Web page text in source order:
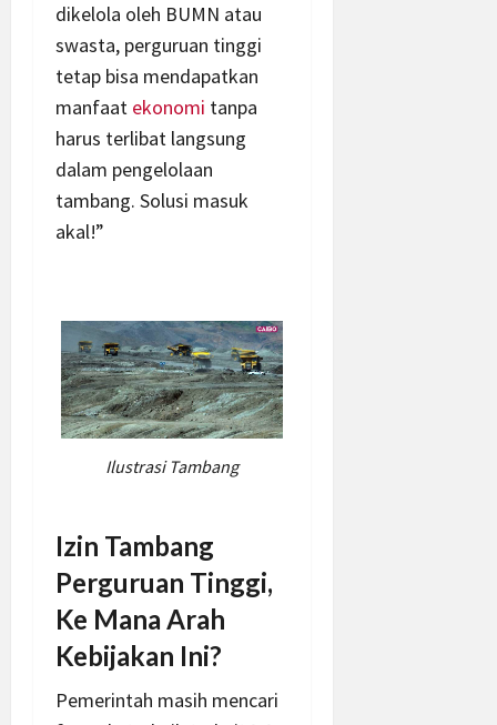
dikelola oleh BUMN atau
swasta, perguruan tinggi
tetap bisa mendapatkan
manfaat ekonomi tanpa
harus terlibat langsung
dalam pengelolaan
tambang. Solusi masuk
akal!”
Ilustrasi Tambang
Izin Tambang
Perguruan Tinggi,
Ke Mana Arah
Kebijakan Ini?
Pemerintah masih mencari